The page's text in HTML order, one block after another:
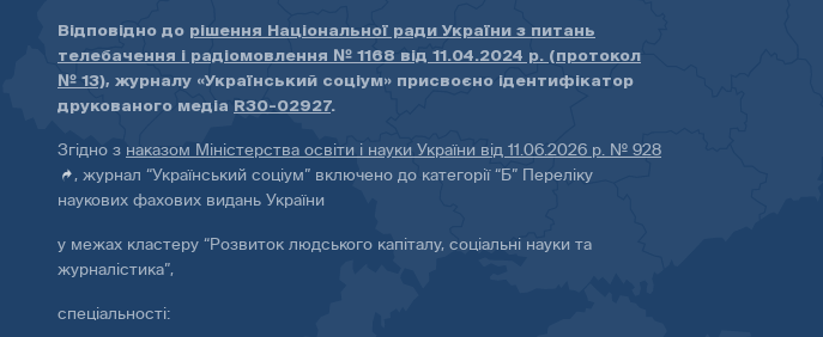
Відповідно до рішення Національної ради України з питань
телебачення і радіомовлення № 1168 від 11.04.2024 р. (протокол
№ 13), журналу «Український соціум» присвоєно ідентифікатор
друкованого медіа R30-02927.
Згідно з наказом Міністерства освіти і науки України від 11.06.2026 р. № 928
, журнал “Український соціум” включено до категорії “Б” Переліку
наукових фахових видань України
у межах кластеру “Розвиток людського капіталу, соціальні науки та
журналістика”,
спеціальності: